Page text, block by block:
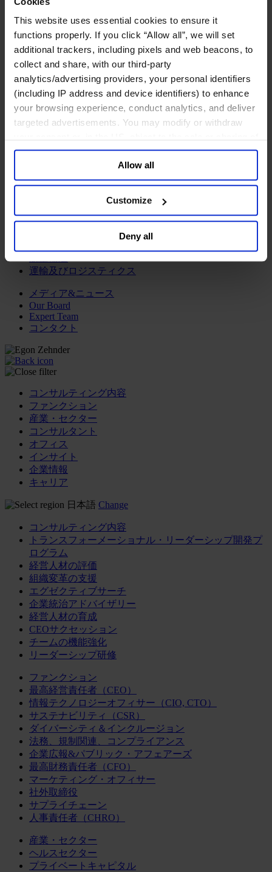
This website uses essential cookies to ensure it
functions properly. If you click “Allow all”, we will set
additional trackers, including pixels and web beacons, to
collect and share, with our third-party
analytics/advertising providers, your personal identifiers
(including IP address and device identifiers) to enhance
your browsing experience, conduct analytics, and deliver
targeted advertisements. You may modify or withdraw
your data for targeted advertising, by clicking “Do Not
Sell or Share My Personal Information” in the footer of
the website. You must opt-out of each device and each
browser. For additional information and retention terms
general collection and use of personal information see
Allow all
Customize
Deny all
鉱業・金属
金融サービス
アセットマネジメント
インフラ事業
デジタル資産、暗号資産、Web3
プライベート・エクイティ
リスクマネジメント
保険
政府系投資ファンド
金融テクノロジー（フィンテック）
サービス
プロフェッショナルサービス
ホスピタリティ、旅行・レジャー
運輸及びロジスティクス
メディア&ニュース
Our Board
Expert Team
コンタクト
コンサルティング内容
ファンクション
産業・セクター
コンサルタント
オフィス
インサイト
企業情報
キャリア
日本語 Change
コンサルティング内容
トランスフォーメーショナル・リーダーシップ開発プ
ログラム
経営人材の評価
組織変革の支援
エグゼクティブサーチ
企業統治アドバイザリー
経営人材の育成
CEOサクセッション
チームの機能強化
リーダーシップ研修
ファンクション
最高経営責任者（CEO）
情報テクノロジーオフィサー（CIO, CTO）
サステナビリティ（CSR）
ダイバーシティ＆インクルージョン
法務、規制関連、コンプライアンス
企業広報&パブリック・アフェアーズ
最高財務責任者（CFO）
マーケティング・オフィサー
社外取締役
サプライチェーン
人事責任者（CHRO）
産業・セクター
ヘルスセクター
プライベートキャピタル